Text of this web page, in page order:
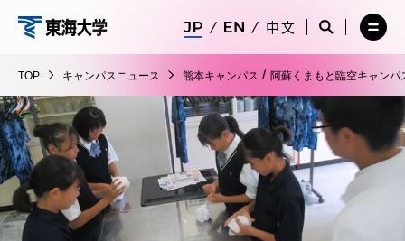
ツ
に
ス
キ
ッ
プ
海
大
学
中文
サ
検
索
を
開
く
サ
イ
索
を
る
メ
ー
を
TOP キャンパスニュース 熊本キャンパス / 阿蘇くまもと臨空キャンパ
メ
ニ
を
閉
在学生・保護者向けポータル（TIPS）
受験・入学案内
教員・研究者ガイド